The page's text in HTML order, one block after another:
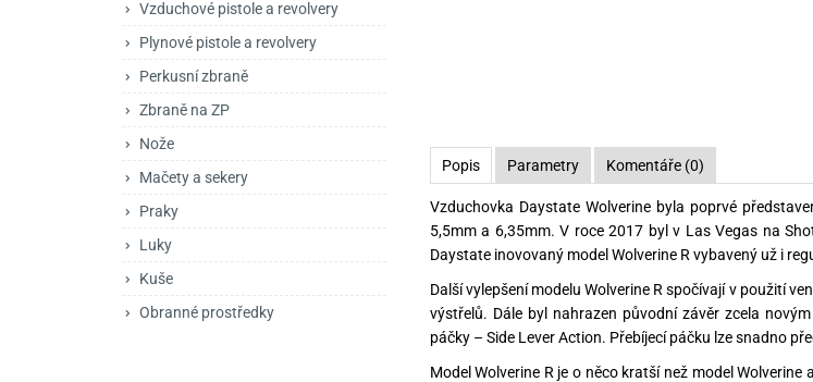
Brokovnice samonabíjecí
Pistole samonabíjecí
Mačety a sekery
Luky
Obranné prostředky Obranné spreje
Pistolové a
Malorážkové
Pro perkusní
Vzduchové pistole a revolvery
Plynové pistole a revolvery
Perkusní zbraně
Zbraně na ZP
Nože
Mačety a sekery
Praky
Luky
Kuše
Obranné prostředky
Popis Parametry Komentáře (0)
Vzduchovka Daystate Wolverine byla poprvé
5,5mm a 6,35mm. V roce 2017 byl v Las Vegas na
Daystate inovovaný model Wolverine R vybavený už i
Další vylepšení modelu Wolverine R spočívají v použití
výstřelů. Dále byl nahrazen původní závěr zcela
páčky – Side Lever Action. Přebíjecí páčku lze snadno
Model Wolverine R je o něco kratší než model